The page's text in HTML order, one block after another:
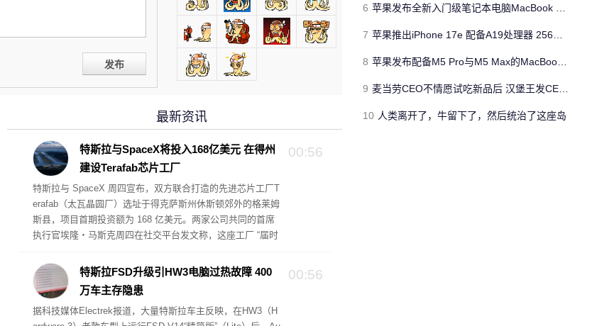
发布
最新资讯
00:56
特斯拉与SpaceX将投入168亿美元 在得州
建设Terafab芯片工厂
特斯拉与 SpaceX 周四宣布，双方联合打造的先进芯片工厂T
erafab（太瓦晶圆厂）选址于得克萨斯州休斯顿郊外的格莱姆
斯县，项目首期投资额为 168 亿美元。两家公司共同的首席
执行官埃隆・马斯克周四在社交平台发文称，这座工厂 “届时
eX 披露，厂区规划制造面积超 1 亿平方英尺。
00:56
特斯拉FSD升级引HW3电脑过热故障 400
万车主存隐患
据科技媒体Electrek报道，大量特斯拉车主反映，在HW3（H
6 苹果发布全新入门级笔记本电脑MacBook Neo 起售价599美元
7 苹果推出iPhone 17e 配备A19处理器 256GB容量起步 刘海屏依旧
8 苹果发布配备M5 Pro与M5 Max的MacBook Pro 本地AI能力再升级 ​
9 麦当劳CEO不情愿试吃新品后 汉堡王发CEO狠咬皇堡视频借势营销
10 人类离开了，牛留下了，然后统治了这座岛